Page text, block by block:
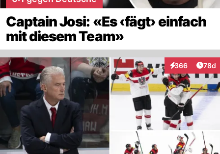
Captain Josi: «Es ‹fägt› einfach
mit diesem Team»
366
Interaktionen
78d